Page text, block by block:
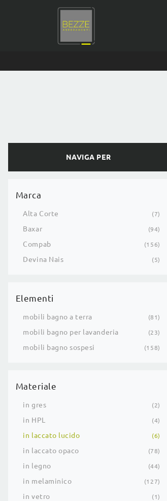
NAVIGA PER
Marca
Alta Corte 7
Baxar 94
Compab 156
Devina Nais 5
Elementi
mobili bagno a terra 81
mobili bagno per lavanderia 23
mobili bagno sospesi 158
Materiale
in gres 2
in HPL 4
in laccato lucido 6
in laccato opaco 78
in legno 44
in melaminico 127
in vetro 1